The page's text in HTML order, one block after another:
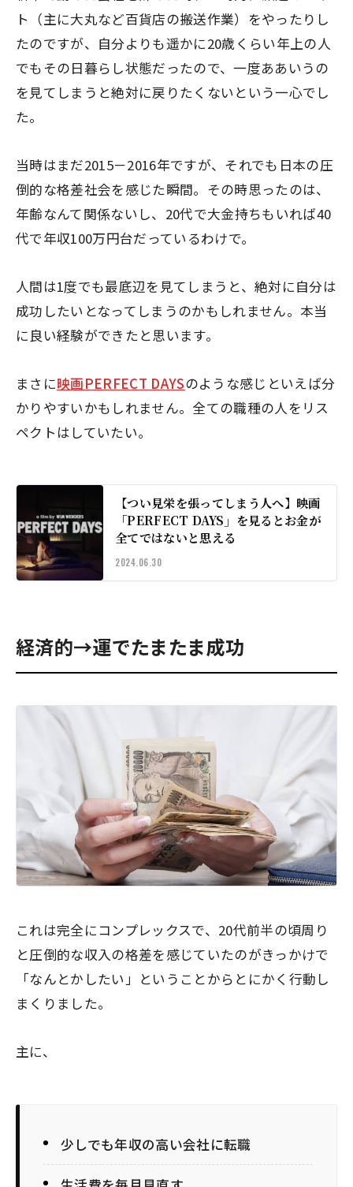
ト（主に大丸など百貨店の搬送作業）をやったりし
たのですが、自分よりも遥かに20歳くらい年上の人
でもその日暮らし状態だったので、一度ああいうの
を見てしまうと絶対に戻りたくないという一心でし
た。
当時はまだ2015－2016年ですが、それでも日本の圧
倒的な格差社会を感じた瞬間。その時思ったのは、
年齢なんて関係ないし、20代で大金持ちもいれば40
代で年収100万円台だっているわけで。
人間は1度でも最底辺を見てしまうと、絶対に自分は
成功したいとなってしまうのかもしれません。本当
に良い経験ができたと思います。
まさに映画PERFECT DAYSのような感じといえば分
かりやすいかもしれません。全ての職種の人をリス
ペクトはしていたい。
【つい見栄を張ってしまう人へ】映画
「PERFECT DAYS」を見るとお金が
全てではないと思える
2024.06.30
経済的→運でたまたま成功
これは完全にコンプレックスで、20代前半の頃周り
と圧倒的な収入の格差を感じていたのがきっかけで
「なんとかしたい」ということからとにかく行動し
まくりました。
主に、
少しでも年収の高い会社に転職